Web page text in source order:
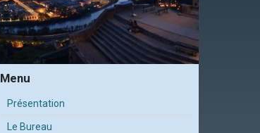
Menu
Présentation
Le Bureau